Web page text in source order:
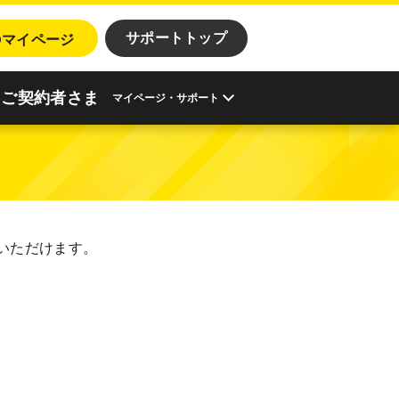
マイページ サポートトップ
ご契約者さま マイページ・サポート
だけます。